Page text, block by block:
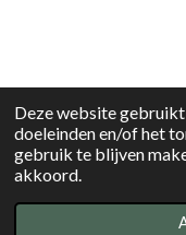
Deze website
doeleinden en/of het
gebruik te blijven
akkoord.